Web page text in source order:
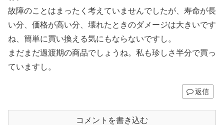
故障のことはまったく考えていませんでしたが、寿命が長
い分、価格が高い分、壊れたときのダメージは大きいです
ね、簡単に買い換える気にもならないですし。
まだまだ過渡期の商品でしょうね。私も珍しさ半分で買っ
ていますし。
返信
コメントを書き込む